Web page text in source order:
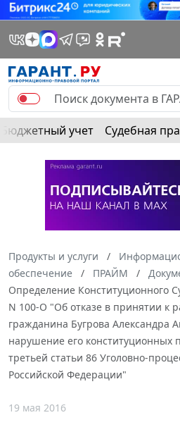
Бюджетный учет Судебная
Продукты и услуги
обеспечение
ПРАЙМ
Определение Конституционного
N 100-О "Об отказе в принятии к
гражданина Бугрова Александра
нарушение его конституционных
третьей статьи 86 Уголовно-
Российской Федерации"
19 мая 2016